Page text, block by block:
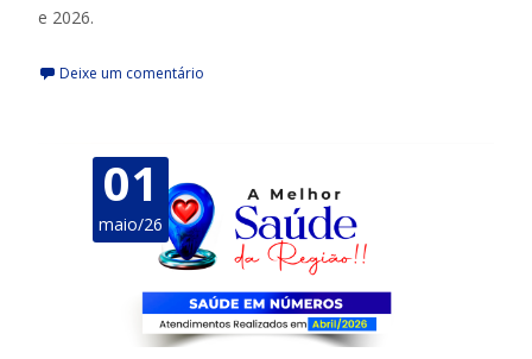
e 2026.
Deixe um comentário
01
maio/26